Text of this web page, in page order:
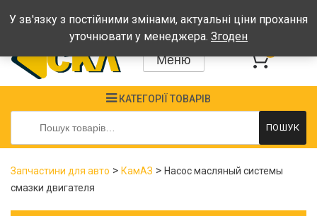
Графік: Пн-Пт: 08:00-17:00, Сб-Нд - вихідні
Меню
КАТЕГОРІЇ ТОВАРІВ
Шукати:
ПОШУК
Запчастини для авто > КамАЗ > Насос масляный системы
смазки двигателя
У зв'язку з постійними змінами, актуальні ціни прохання
уточнювати у менеджера. Згоден